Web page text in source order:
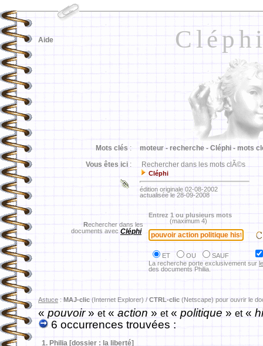
Aide
Mots clés : moteur - recherche - Cléphi - mots
Vous êtes ici : Rechercher dans les mots clÃ©s
Cléphi
édition originale 02-08-2002
actualisée le 28-09-2008
Rechercher dans les
documents avec Cléphi
Entrez 1 ou plusieurs mots
(maximum 4)
ET OU
SAUF
La recherche porte exclusivement sur
des documents Philia.
Astuce : MAJ-clic (Internet Explorer) / CTRL-clic (Netscape) pour ouvrir le
«pouvoir»et« action » et« politique » et«
6 occurrences trouvées :
1. Philia [dossier : la liberté]